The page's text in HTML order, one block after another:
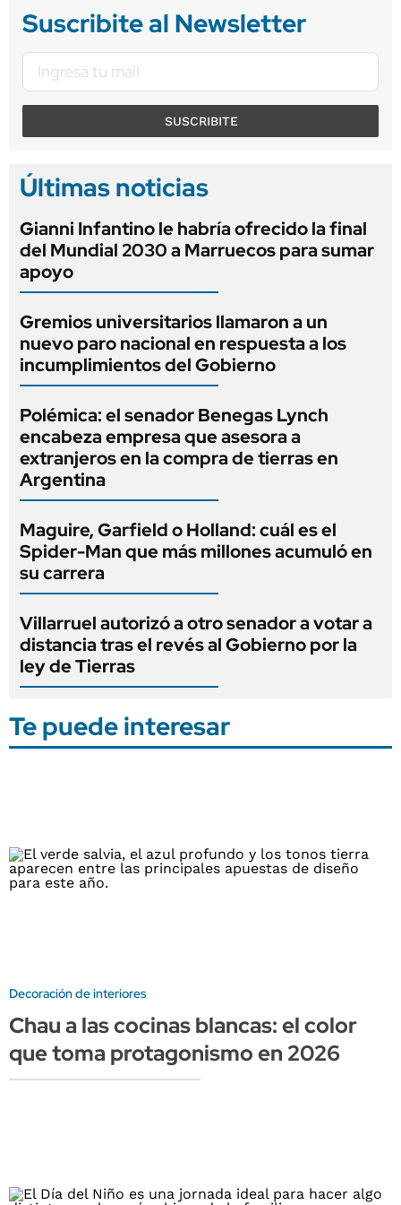
Suscribite al Newsletter
SUSCRIBITE
Últimas noticias
Gianni Infantino le habría ofrecido la final
del Mundial 2030 a Marruecos para sumar
apoyo
Gremios universitarios llamaron a un
nuevo paro nacional en respuesta a los
incumplimientos del Gobierno
Polémica: el senador Benegas Lynch
encabeza empresa que asesora a
extranjeros en la compra de tierras en
Argentina
Maguire, Garfield o Holland: cuál es el
Spider-Man que más millones acumuló en
su carrera
Villarruel autorizó a otro senador a votar a
distancia tras el revés al Gobierno por la
ley de Tierras
Te puede interesar
Decoración de interiores
Chau a las cocinas blancas: el color
que toma protagonismo en 2026